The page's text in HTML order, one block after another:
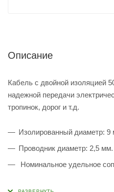
Описание
Кабель с двойной изоляцией
надежной передачи
тропинок, дорог и т.д.
Изолированный диаметр: 9
Проводник диаметр: 2,5 мм.
Номинальное удельное